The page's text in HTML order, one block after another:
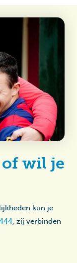
of wil je
kun je
, zij verbinden